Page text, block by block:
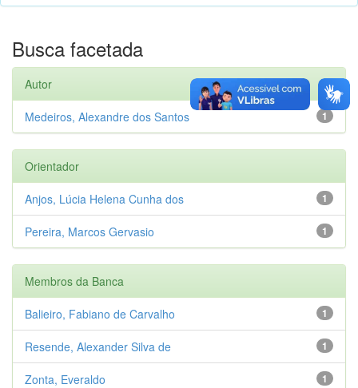
Busca facetada
Autor
1
Medeiros, Alexandre dos Santos
Orientador
1
Anjos, Lúcia Helena Cunha dos
1
Pereira, Marcos Gervasio
Membros da Banca
1
Balieiro, Fabiano de Carvalho
1
Resende, Alexander Silva de
1
Zonta, Everaldo